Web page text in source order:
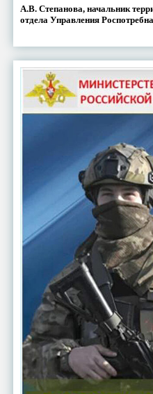
А.В. Степанова, начальник
отдела Управления